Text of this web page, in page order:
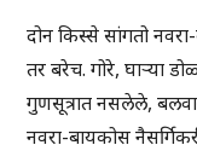
दोन किस्से सांगतो
तर बरेच. गोरे, घाऱ्या
गुणसूत्रात नसलेले,
नवरा-बायकोस